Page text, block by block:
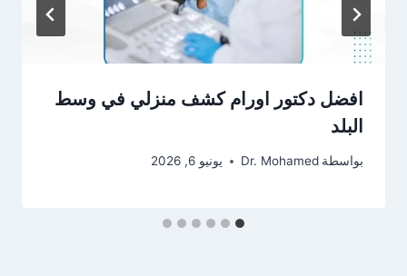
افضل دكتور اورام كشف منزلي في وسط
البلد
بواسطة Dr. Mohamed يونيو 6, 2026